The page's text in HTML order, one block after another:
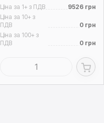
Ціна за 1+ з ПДВ
9526 грн
Ціна за 10+ з
ПДВ
0 грн
Ціна за 100+ з
ПДВ
0 грн